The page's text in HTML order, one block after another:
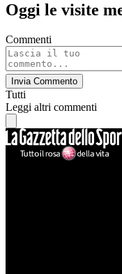
Oggi le visite
Commenti
Invia Commento
Tutti
Leggi altri commenti